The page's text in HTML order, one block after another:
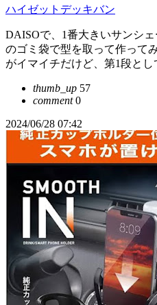
ハイゼットデッキバン
DAISOで、1番大きいサンシ
のゴミ袋で型を取って作って
がイマイチだけど、第1段とし
thumb_up 57
comment0
2024/06/28 07:42